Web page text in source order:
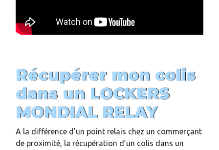
Récupérer mon colis
dans un LOCKERS
MONDIAL RELAY
A la différence d’un point relais chez un commerçant
de proximité, la récupération d’un colis dans un